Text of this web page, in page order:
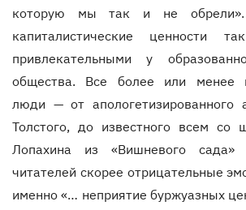
которую мы так и не
капиталистические ценности
привлекательными у
общества. Все более или менее
люди — от апологетизированного
Толстого, до известного всем со
Лопахина из «Вишневого
читателей скорее отрицательные
именно «… неприятие буржуазных